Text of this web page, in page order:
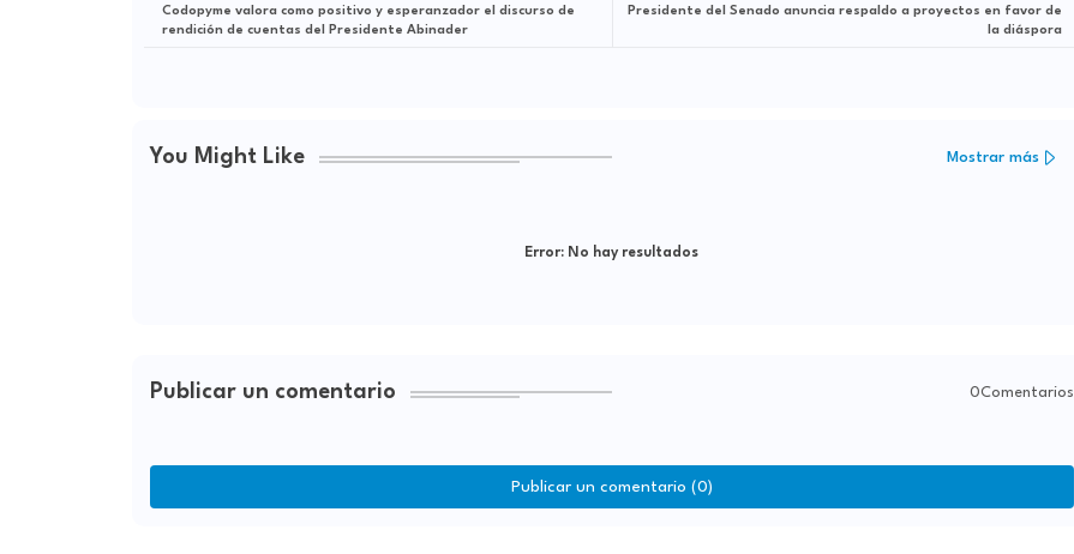
Presidente del Senado anuncia respaldo a proyectos en favor de
la diáspora
Codopyme valora como positivo y esperanzador el discurso de
rendición de cuentas del Presidente Abinader
You Might Like Mostrar más
Error: No hay resultados
Publicar un comentario 0Comentarios
Publicar un comentario (0)